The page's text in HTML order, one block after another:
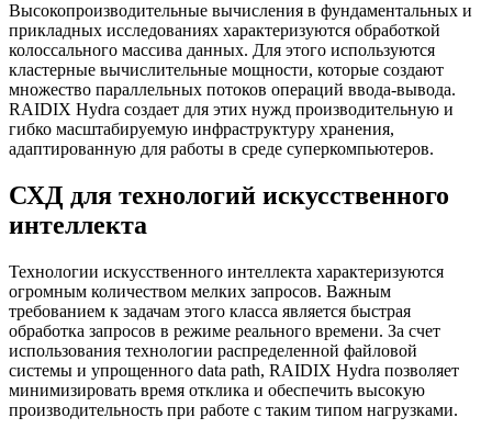
Высокопроизводительные вычисления в фундаментальных и
прикладных исследованиях характеризуются обработкой
колоссального массива данных. Для этого используются
кластерные вычислительные мощности, которые создают
множество параллельных потоков операций ввода-вывода.
RAIDIX Hydra создает для этих нужд производительную и
гибко масштабируемую инфраструктуру хранения,
адаптированную для работы в среде суперкомпьютеров.
СХД для технологий искусственного
интеллекта
Технологии искусственного интеллекта характеризуются
огромным количеством мелких запросов. Важным
требованием к задачам этого класса является быстрая
обработка запросов в режиме реального времени. За счет
использования технологии распределенной файловой
системы и упрощенного data path, RAIDIX Hydra позволяет
минимизировать время отклика и обеспечить высокую
производительность при работе с таким типом нагрузками.